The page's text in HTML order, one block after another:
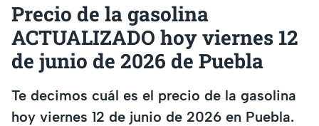
Precio de la gasolina
ACTUALIZADO hoy viernes 12
de junio de 2026 de Puebla
Te decimos cuál es el precio de la gasolina
hoy viernes 12 de junio de 2026 en Puebla.